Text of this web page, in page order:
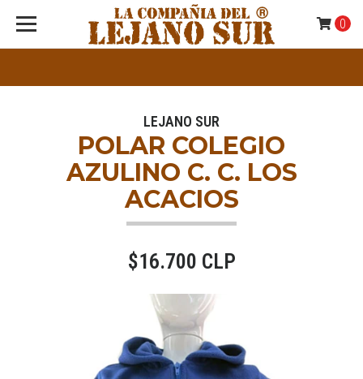
0
LEJANO SUR
POLAR COLEGIO
AZULINO C. C. LOS
ACACIOS
$16.700 CLP